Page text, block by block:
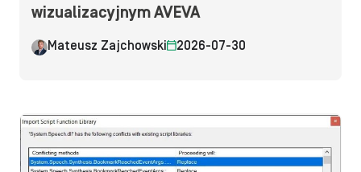
wizualizacyjnym AVEVA
Mateusz Zajchowski 2026-07-30